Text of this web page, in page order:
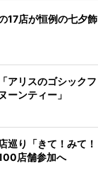
17店が恒例の七夕飾
アリスのゴシックフ
ーンティー」
巡り「きて！みて！
店舗参加へ